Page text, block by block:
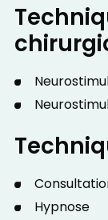
Hypnose